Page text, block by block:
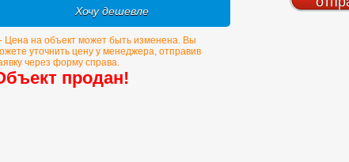
Хочу дешевле
Цена на объект может быть изменена. Вы
уточнить цену у менеджера, отправив
через форму справа.
продан!